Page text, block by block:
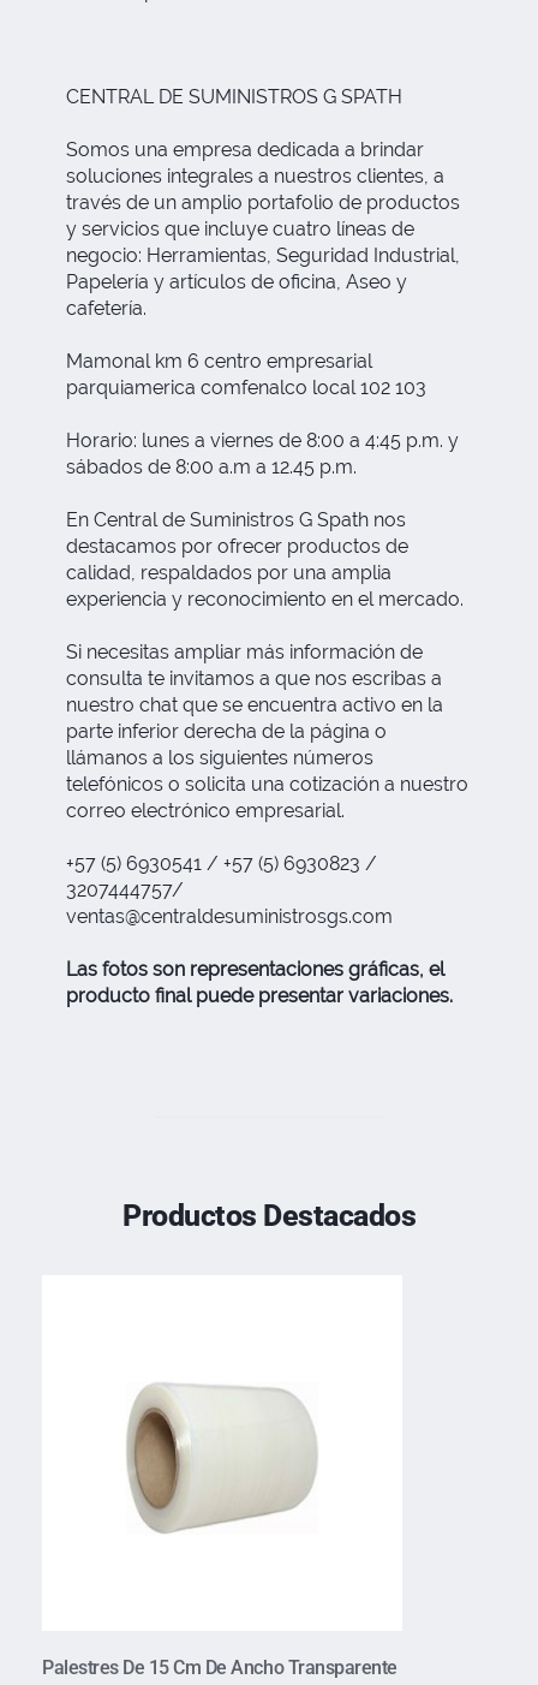
CENTRAL DE SUMINISTROS G SPATH
Somos una empresa dedicada a brindar
soluciones integrales a nuestros clientes, a
través de un amplio portafolio de productos
y servicios que incluye cuatro líneas de
negocio: Herramientas, Seguridad Industrial,
Papelería y artículos de oficina, Aseo y
cafetería.
Mamonal km 6 centro empresarial
parquiamerica comfenalco local 102 103
Horario: lunes a viernes de 8:00 a 4:45 p.m. y
sábados de 8:00 a.m a 12.45 p.m.
En Central de Suministros G Spath nos
destacamos por ofrecer productos de
calidad, respaldados por una amplia
experiencia y reconocimiento en el mercado.
Si necesitas ampliar más información de
consulta te invitamos a que nos escribas a
nuestro chat que se encuentra activo en la
parte inferior derecha de la página o
llámanos a los siguientes números
telefónicos o solicita una cotización a nuestro
correo electrónico empresarial.
+57 (5) 6930541 / +57 (5) 6930823 /
3207444757/
ventas@centraldesuministrosgs.com
Las fotos son representaciones gráficas, el
producto final puede presentar variaciones.
Productos Destacados
Palestres De 15 Cm De Ancho Transparente